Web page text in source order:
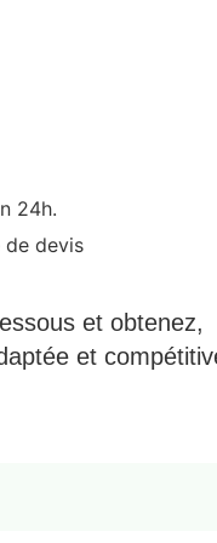
24h.
de devis
et obtenez,
et